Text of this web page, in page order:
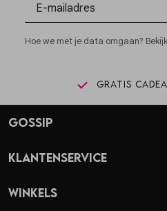
Hoe we met je data omgaan?
Gratis
Gossip
Klantenservice
Winkels